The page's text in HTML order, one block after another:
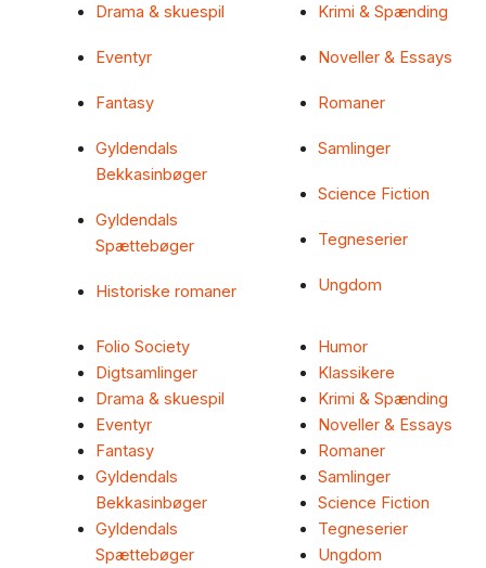
Drama & skuespil
Eventyr
Fantasy
Gyldendals
Bekkasinbøger
Gyldendals
Spættebøger
Historiske romaner
Krimi & Spænding
Noveller & Essays
Romaner
Samlinger
Science Fiction
Tegneserier
Ungdom
Folio Society
Digtsamlinger
Drama & skuespil
Eventyr
Fantasy
Gyldendals
Bekkasinbøger
Gyldendals
Spættebøger
Humor
Klassikere
Krimi & Spænding
Noveller & Essays
Romaner
Samlinger
Science Fiction
Tegneserier
Ungdom